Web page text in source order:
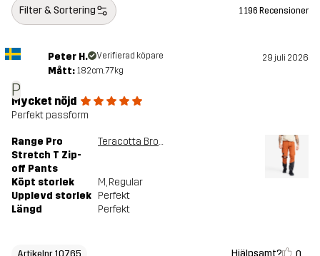
Filter & Sortering 1 196 Recensioner
P
Peter H. Verifierad köpare 29 juli 2026
Mått: 182cm, 77kg
Mycket nöjd
Perfekt passform
Range Pro
Stretch T Zip-
off Pants
Teracotta Brown/Anthracite
Köpt storlek M, Regular
Upplevd storlek Perfekt
Längd
Perfekt
Artikelnr 10765 Hjälpsamt?